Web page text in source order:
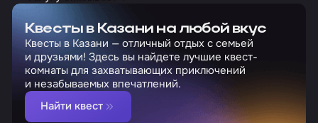
Квесты в Казани на любой вкус
Квесты в Казани — отличный отдых с семьей
и друзьями! Здесь вы найдете лучшие квест-
комнаты для захватывающих приключений
и незабываемых впечатлений.
Найти квест